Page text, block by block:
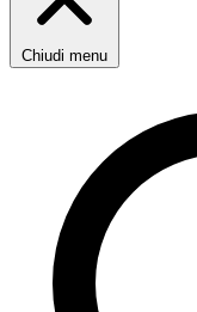
Chiudi menu